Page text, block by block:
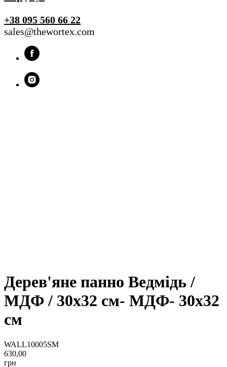
+38 095 560 66 22
sales@thewortex.com
Дерев'яне панно Ведмідь /
МДФ / 30x32 см- МДФ- 30x32
см
WALL10005SM
630,00
грн